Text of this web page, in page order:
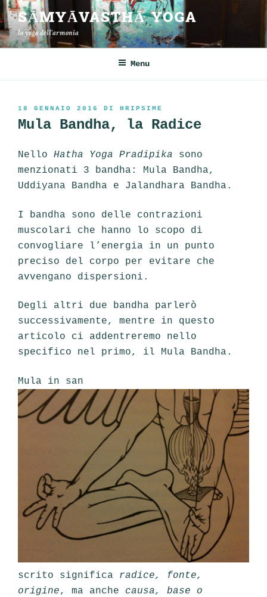
Salta
al
contenuto
SĀMYĀVASTHĀ YOGA
lo yoga dell'armonia
Menu
PUBBLICATO
IL
18 GENNAIO 2016 DI HRIPSIME
Mula Bandha, la Radice
Nello Hatha Yoga Pradipika sono
menzionati 3 bandha: Mula Bandha,
Uddiyana Bandha e Jalandhara Bandha.
I bandha sono delle contrazioni
muscolari che hanno lo scopo di
convogliare l’energia in un punto
preciso del corpo per evitare che
avvengano dispersioni.
Degli altri due bandha parlerò
successivamente, mentre in questo
articolo ci addentreremo nello
specifico nel primo, il Mula Bandha.
Mula in san
scrito significa radice, fonte,
origine, ma anche causa, base o